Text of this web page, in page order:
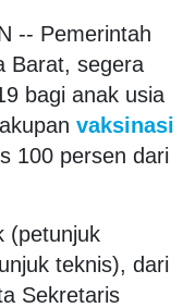
-- Pemerintah
Barat, segera
bagi anak usia
vaksinasi
100 persen dari
(petunjuk
teknis), dari
Sekretaris